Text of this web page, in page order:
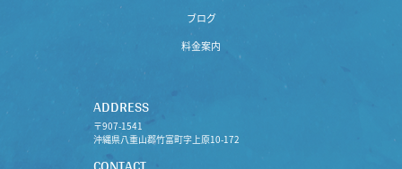
ブログ
料金案内
ADDRESS
〒907-1541
沖縄県八重山郡竹富町字上原10-172